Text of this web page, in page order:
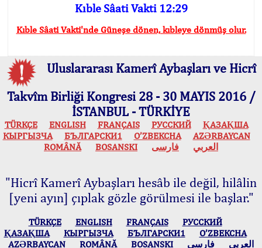
Kıble Sâati Vakti 12:29
Kıble Sâati Vakti'nde Güneşe dönen, kıbleye dönmüş olur.
Uluslararası Kamerî Aybaşları ve Hicrî
Takvîm Birliği Kongresi 28 - 30 MAYIS 2016 /
İSTANBUL - TÜRKİYE
TÜRKÇE ENGLISH FRANÇAIS РУССКИЙ
ҚАЗАҚША
КЫPГЫЗЧA
БЪЛГАРСКИ1 O’ZBEKCHA
AZӘRBAYCAN
ROMÂNĂ
BOSANSKI العربي فارسی
"Hicrî Kamerî Aybaşları hesâb ile değil, hilâlin
[yeni ayın] çıplak gözle görülmesi ile başlar."
TÜRKÇE ENGLISH FRANÇAIS
РУССКИЙ
ҚАЗАҚША
КЫPГЫЗЧA БЪЛГАРСКИ1
O’ZBEKCHA
AZӘRBAYCAN
ROMÂNĂ BOSANSKI العربي فارسی